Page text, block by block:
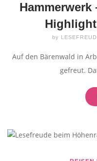
Hammerwerk
by
Auf den Bärenwald in
gefreut.